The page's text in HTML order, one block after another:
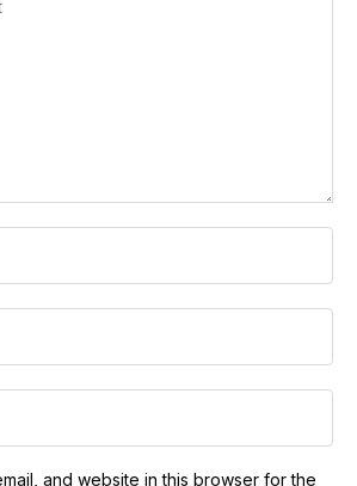
and website in this browser for the